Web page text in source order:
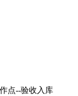
点--验收入库